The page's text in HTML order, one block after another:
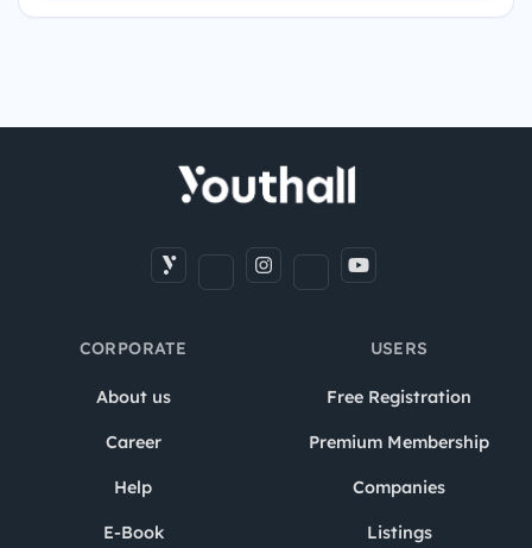
CORPORATE
About us
Career
Help
E-Book
USERS
Free Registration
Premium Membership
Companies
Listings